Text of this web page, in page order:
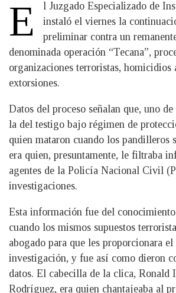
E
l Juzgado Especializado de
instaló el viernes la
preliminar contra un
denominada operación “Tecana”,
organizaciones terroristas, homicidios
extorsiones.
Datos del proceso señalan que, uno
la del testigo bajo régimen de
quien mataron cuando los pandilleros
era quien, presuntamente, le filtraba
agentes de la Policía Nacional Civil
investigaciones.
Esta información fue del
cuando los mismos supuestos
abogado para que les proporcionara
investigación, y fue así como dieron
datos. El cabecilla de la clica, Ronald
Rodríguez, era quien chantajeaba al